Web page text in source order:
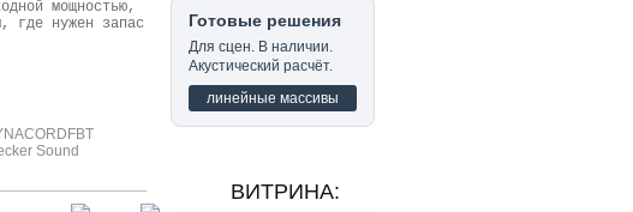
мощностью,
где нужен запас
FBT
Sound
Готовые решения
Для сцен. В наличии.
Акустический расчёт.
линейные массивы
ВИТРИНА: